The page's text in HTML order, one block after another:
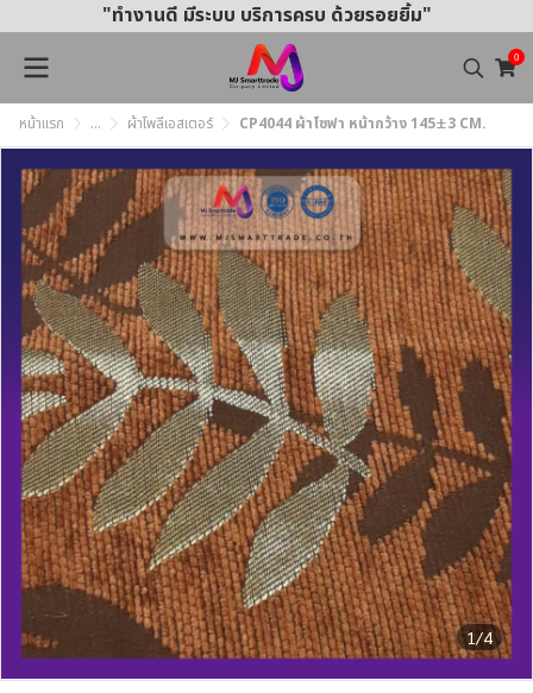
"ทำงานดี มีระบบ บริการครบ ด้วยรอยยิ้ม"
0
หน้าแรก ... ผ้าโพลีเอสเตอร์ CP4044 ผ้าโซฟา หน้ากว้าง 145±3 CM.
1/4